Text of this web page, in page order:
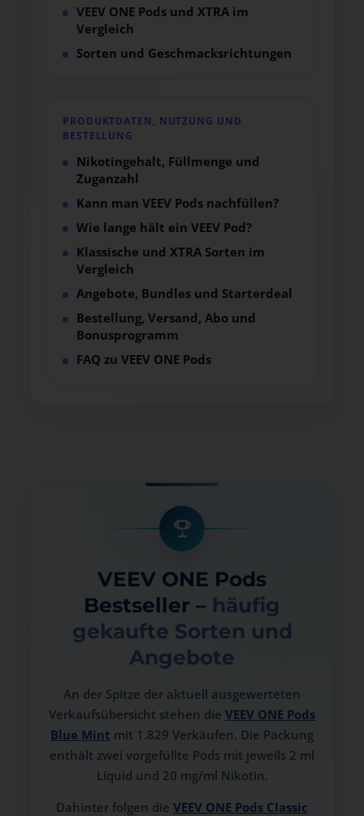
VEEV ONE Pods und XTRA im
Vergleich
Sorten und Geschmacksrichtungen
PRODUKTDATEN, NUTZUNG UND
BESTELLUNG
Nikotingehalt, Füllmenge und
Zuganzahl
Kann man VEEV Pods nachfüllen?
Wie lange hält ein VEEV Pod?
Klassische und XTRA Sorten im
Vergleich
Angebote, Bundles und Starterdeal
Bestellung, Versand, Abo und
Bonusprogramm
FAQ zu VEEV ONE Pods
VEEV ONE Pods
Bestseller – häufig
gekaufte Sorten und
Angebote
An der Spitze der aktuell ausgewerteten
Verkaufsübersicht stehen die VEEV ONE Pods
Blue Mint mit 1.829 Verkäufen. Die Packung
enthält zwei vorgefüllte Pods mit jeweils 2 ml
Liquid und 20 mg/ml Nikotin.
Dahinter folgen die VEEV ONE Pods Classic